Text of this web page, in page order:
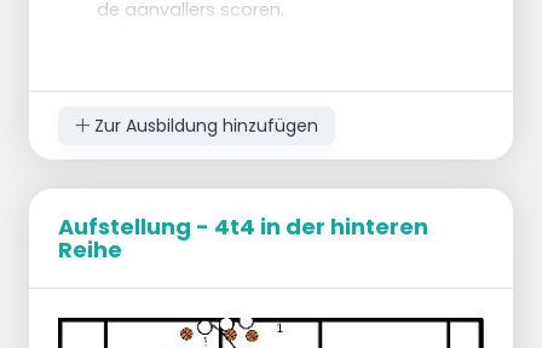
de aanvallers scoren.
Zur Ausbildung hinzufügen
Aufstellung - 4t4 in der hinteren
Reihe